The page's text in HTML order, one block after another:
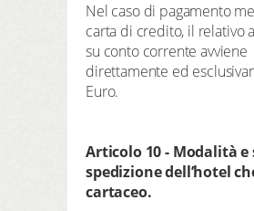
Nel caso di pagamento
carta di credito, il relativo
su conto corrente avviene
direttamente ed
Euro.
Articolo 10 - Modalità e
spedizione dell’hotel
cartaceo.